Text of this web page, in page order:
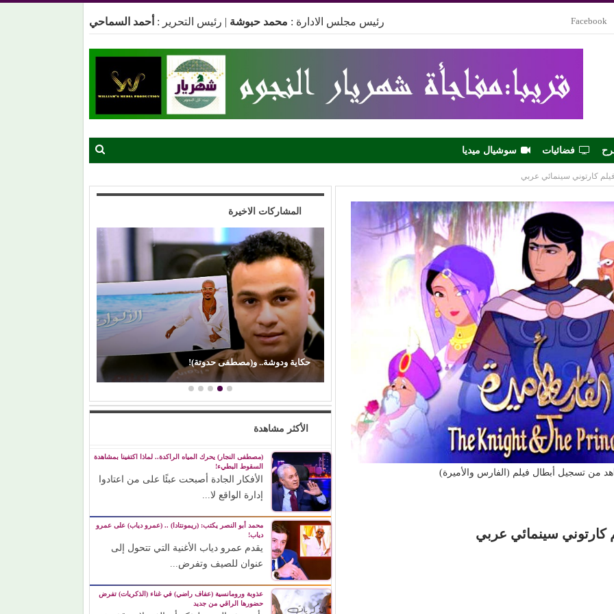
Facebook رئيس مجلس الادارة : محمد حبوشة | رئيس التحرير : أحمد السماحي
فضائيات سوشيال ميديا
كارتوني سينمائي عربي
من تسجيل أبطال فيلم (الفارس والأميرة)
كارتوني سينمائي عربي
المشاركات الاخيرة
يفضح اختراق
حكاية ودوشة.. و(مصطفى حدوتة)! (إيمان ذو الفقار).. (كنت بحب صوت زعيقها)
الأكثر مشاهدة
(مصطفى النجار) يحرك المياه الراكدة.. لماذا اكتفينا بمشاهدة
السقوط البطيء!
الأفكار الجادة أصبحت عبئًا على من اعتادوا
إدارة الواقع لا...
محمد أبو النصر يكتب: (ريمونتادا) .. (عمرو دياب) على عمرو
دياب!
يقدم عمرو دياب الأغنية التي تتحول إلى
عنوان للصيف وتفرض...
عذوبة ورومانسية (عفاف راضي) في غناء (الذكريات) تفرض
حضورها الراقي من جديد